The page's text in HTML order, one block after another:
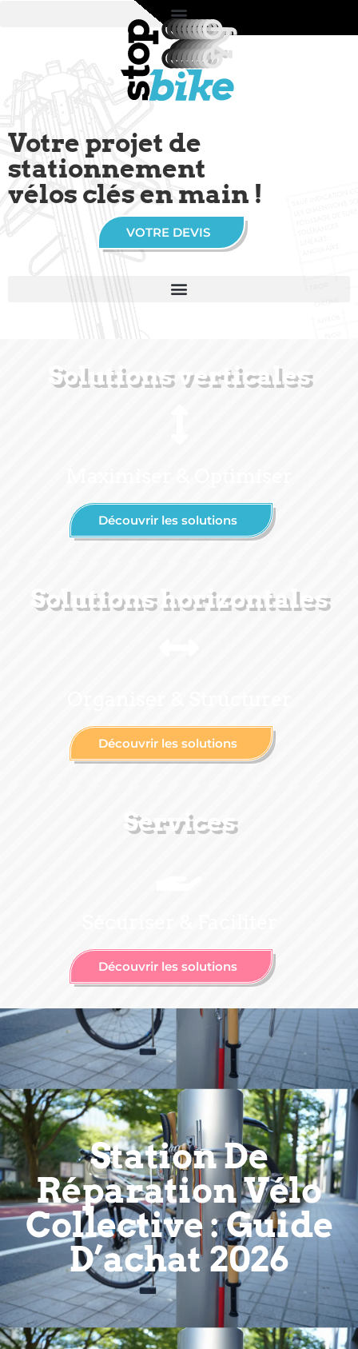
Votre projet de
stationnement
vélos clés en main !
VOTRE DEVIS
Solutions verticales
Découvrir les solutions
Solutions horizontales
Découvrir les solutions
Services
Découvrir les solutions
Station De
Réparation Vélo
Collective : Guide
D’achat 2026